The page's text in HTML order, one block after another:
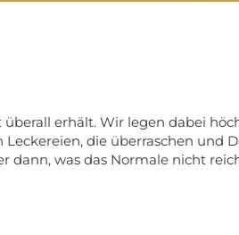
erhält. Wir legen dabei
die überraschen
dann, was das Normale nicht